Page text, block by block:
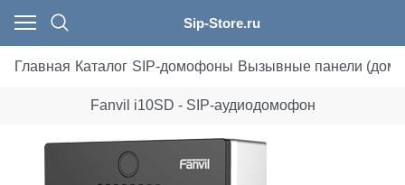
Sip-Store.ru
Главная Каталог SIP-домофоны Вызывные панели
Fanvil i10SD - SIP-аудиодомофон